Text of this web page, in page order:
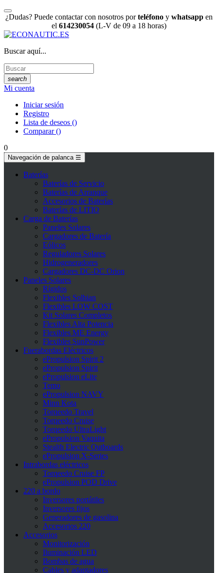
¿Dudas? Puede contactar con nosotros porteléfono y whatsapp en
el 614230054 (L-V de 09 a 18 horas)
Buscar aquí...
search
Mi cuenta
Iniciar sesión
Registro
Lista de deseos ()
Comparar()
0
Navegación de palanca ☰
Baterías
Baterías de Servicio
Baterías de Arranque
Accesorios de Baterías
Baterías de LITIO
Carga de Baterías
Paneles Solares
Cargadores de Batería
Eólicos
Reguladores Solares
Hidrogeneradores
Cargadores DC-DC Orion
Paneles Solares
Rígidos
Flexibles Solbian
Flexibles LOW COST
Kit Solares Completos
Flexibles Alta Potencia
Flexibles ME Energy
Flexibles SunPower
Fuerabordas Eléctricos
ePropulsion Spirit 2
ePropulsion Spirit
ePropulsion eLite
Temo
ePropulsion NAVY
Minn Kota
Torqeedo Travel
Torqeedo Cruise
Torqeedo UltraLight
ePropulsion Vaquita
Stealth Electric Outboards
ePropulsion X-Series
Intrabordas eléctricos
Torqeedo Cruise FP
ePropulsion POD Drive
220 a bordo
Inversores portátiles
Inversores fijos
Generadores de gasolina
Accesorios 220
Accesorios
Monitorización
Iluminación LED
Bombas de agua
Cables y adaptadores